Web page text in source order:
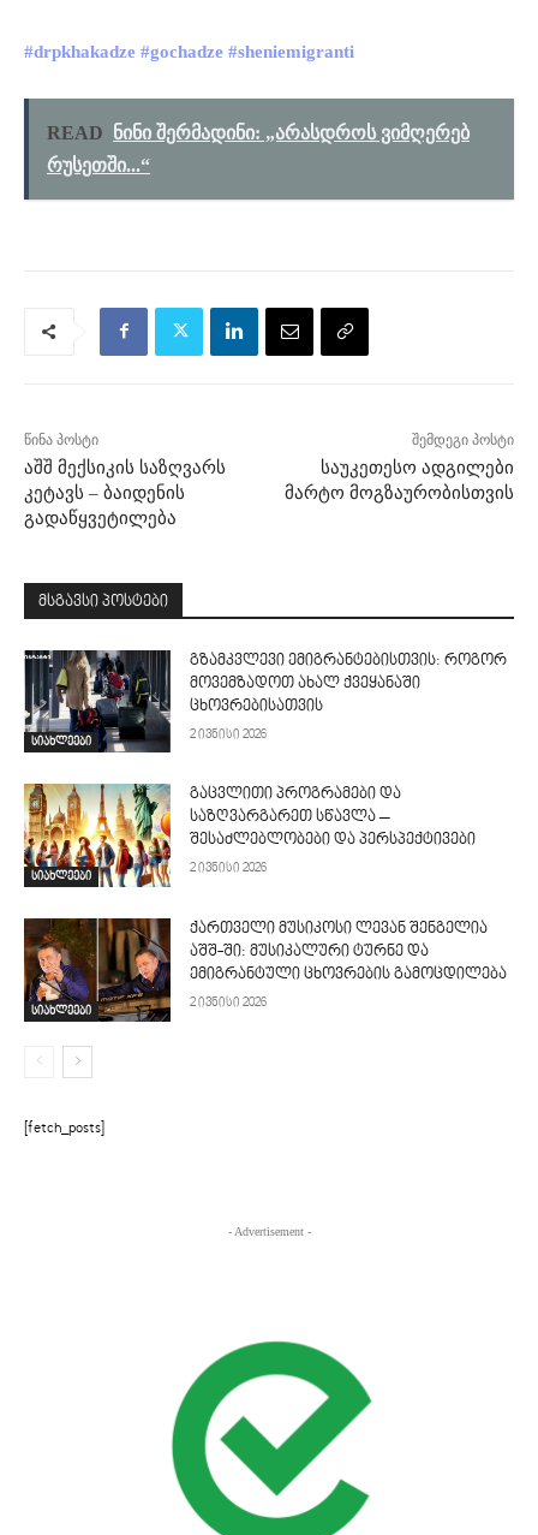
#drpkhakadze #gochadze #sheniemigranti
READ ნინი შერმადინი: „არასდროს ვიმღერებ
რუსეთში...“
წინა პოსტი
აშშ მექსიკის საზღვარს
კეტავს – ბაიდენის
გადაწყვეტილება
შემდეგი პოსტი
საუკეთესო ადგილები
მარტო მოგზაურობისთვის
მსგავსი პოსტები
სიახლეები
გზამკვლევი ემიგრანტებისთვის: როგორ
მოვემზადოთ ახალ ქვეყანაში
ცხოვრებისათვის
2 ივნისი 2026
სიახლეები
გაცვლითი პროგრამები და
საზღვარგარეთ სწავლა –
შესაძლებლობები და პერსპექტივები
2 ივნისი 2026
სიახლეები
ქართველი მუსიკოსი ლევან შენგელია
აშშ-ში: მუსიკალური ტურნე და
ემიგრანტული ცხოვრების გამოცდილება
2 ივნისი 2026
[fetch_posts]
- Advertisement -